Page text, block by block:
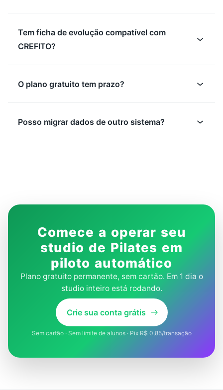
Tem ficha de evolução compatível com
CREFITO?
O plano gratuito tem prazo?
Posso migrar dados de outro sistema?
Comece a operar seu
studio de Pilates em
piloto automático
Plano gratuito permanente, sem cartão. Em 1 dia o
studio inteiro está rodando.
Crie sua conta grátis
Sem cartão · Sem limite de alunos · Pix R$ 0,85/transação